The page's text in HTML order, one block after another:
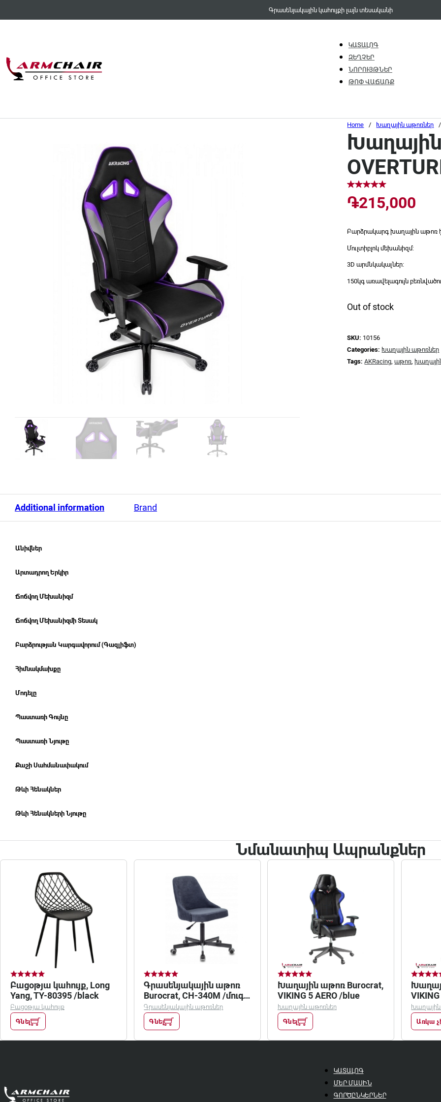
Գրասենյակային կահույքի լայն տեսականի
ԿԱՏԱԼՈԳ
ԶԵՂՉԵՐ
ՆՈՐՈՒՅԹՆԵՐ
ԹՈՓ ՎԱՃԱՌՔ
Home / Խաղային աթոռներ /
֏215,000
Բարձրակարգ խաղային աթոռ
Մուլտիբլոկ մեխանիզմ:
3D արմնկակալներ:
150կգ առավելագույն
Out of stock
SKU: 10156
Categories: Խաղային աթոռներ
Tags:AKRacing ,աթոռ
Additional information Brand
Անիվներ
Արտադրող Երկիր
Ճոճվող Մեխանիզմ
Ճոճվող Մեխանիզմի Տեսակ
Բարձրության Կարգավորում (Գազլիֆտ)
Հիմնակմախքը
Մոդելը
Պաստառի Գույնը
Պաստառի Նյութը
Քաշի Սահմանափակում
Թևի Հենակներ
Թևի Հենակների Նյութը
Նմանատիպ Ապրանքներ
Բացօթյա կահույք, Long
Yang, TY-80395 /black
Բացօթյա կահույք
Գնել
Գրասենյակային աթոռ
Burocrat, CH-340M /մուգ
կապույտ
Գրասենյակային աթոռներ
Գնել
Խաղային աթոռ Burocrat,
VIKING 5 AERO /blue
Խաղային աթոռներ
Գնել
Առկա
ԿԱՏԱԼՈԳ
ՄԵՐ ՄԱՍԻՆ
ԳՈՐԾԸՆԿԵՐՆԵՐ